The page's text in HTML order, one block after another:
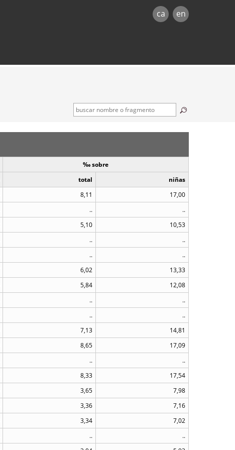
ca en
‰ sobre
total
niñas
8,11
17,00
..
..
5,10
10,53
..
..
..
..
6,02
13,33
5,84
12,08
..
..
..
..
7,13
14,81
8,65
17,09
..
..
8,33
17,54
3,65
7,98
3,36
7,16
3,34
7,02
..
..